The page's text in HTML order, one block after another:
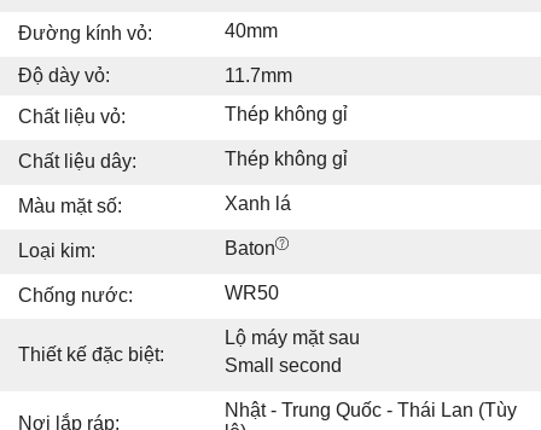
Đường kính vỏ: 40mm
Độ dày vỏ:
11.7mm
Chất liệu vỏ:
Thép không gỉ
Chất liệu dây: Thép không gỉ
Màu mặt số: Xanh lá
Loại kim: Baton
Chống nước: WR50
Thiết kế đặc biệt:
Lộ máy mặt sau
Small second
Nơi lắp ráp:
Nhật - Trung Quốc - Thái Lan (Tùy